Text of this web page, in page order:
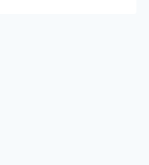
Madrid, La Rioja,
Avila,
Ourense …